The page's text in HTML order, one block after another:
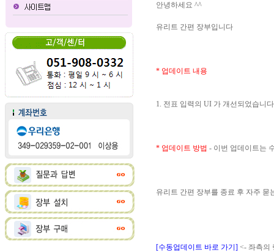
안녕하세요 ^^
유리트 간편 장부입니다
* 업데이트 내용
1. 전표 입력의 UI 가 개선되었습니
* 업데이트 방법 - 이번 업데이트는
유리트 간편 장부를 종료 후 자주
[수동업데이트 바로 가기] <- 좌측의